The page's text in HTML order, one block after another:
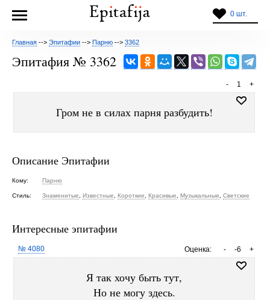
0 шт.
Главная --> Эпитафии --> Парню --> 3362
Эпитафия № 3362
+
1
-
Гром не в силах парня разбудить!
Описание Эпитафии
Кому: Парню
Стиль: Знаменитые Известные Короткие Красивые Музыкальные Светские
Интересные эпитафии
Оценка: +
-6
-
№ 4080
Я так хочу быть тут,
Но не могу здесь.